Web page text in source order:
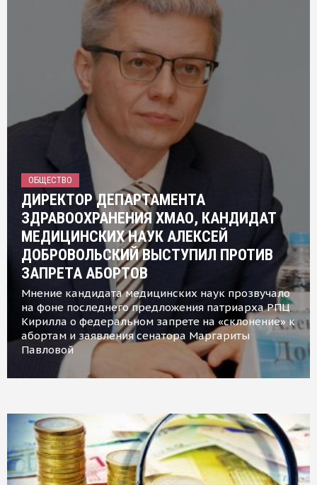
ОБЩЕСТВО
ДИРЕКТОР ДЕПАРТАМЕНТА
ЗДРАВООХРАНЕНИЯ ХМАО, КАНДИДАТ
МЕДИЦИНСКИХ НАУК АЛЕКСЕЙ
ДОБРОВОЛЬСКИЙ ВЫСТУПИЛ ПРОТИВ
ЗАПРЕТА АБОРТОВ
Мнение кандидата медицинских наук прозвучало
на фоне последнего предложения патриарха РПЦ
Кирилла о федеральном запрете на «склонение» к
абортам и заявления сенатора Маргариты
Павловой